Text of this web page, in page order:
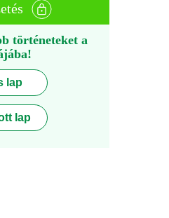
történeteket a
lap
lap